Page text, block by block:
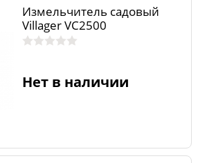
Измельчитель садовый
Villager VC2500
Нет в наличии